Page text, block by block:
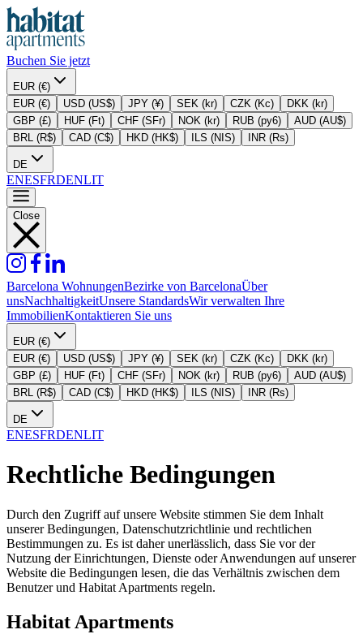
Buchen Sie jetzt
EUR (€)
EUR (€)
USD (US$) JPY (¥) SEK (kr) CZK (Kc)
DKK (kr)
GBP (£)
HUF (Ft) CHF (SFr) NOK (kr) RUB (py6)
AUD (AU$)
BRL (R$)
CAD (C$) HKD (HK$) ILS (NIS) INR (Rs)
DE
ENESFRDENLIT
Close
Barcelona WohnungenBezirke von BarcelonaÜber
unsNachhaltigkeitUnsere StandardsWir verwalten Ihre
ImmobilienKontaktieren Sie uns
EUR (€)
EUR (€)
USD (US$) JPY (¥) SEK (kr) CZK (Kc)
DKK (kr)
GBP (£)
HUF (Ft) CHF (SFr) NOK (kr) RUB (py6)
AUD (AU$)
BRL (R$)
CAD (C$) HKD (HK$) ILS (NIS) INR (Rs)
DE
ENESFRDENLIT
Rechtliche Bedingungen
Durch den Zugriff auf unsere Website stimmen Sie dem Inhalt
unserer Bedingungen, Datenschutzrichtlinie und rechtlichen
Bestimmungen zu. Es ist daher unerlässlich, dass Sie vor der
Nutzung der Einrichtungen, Dienste oder Anwendungen auf unserer
Website die Bedingungen lesen, die das Verhältnis zwischen dem
Benutzer und Habitat Apartments regeln.
Habitat Apartments